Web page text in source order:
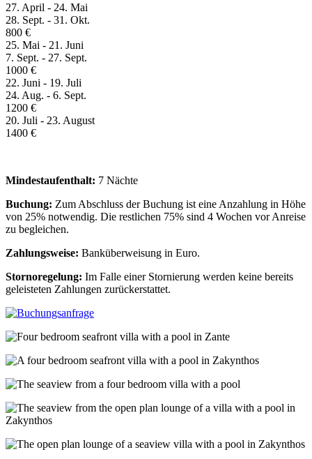
27. April - 24. Mai
28. Sept. - 31. Okt.
800 €
25. Mai - 21. Juni
7. Sept. - 27. Sept.
1000 €
22. Juni - 19. Juli
24. Aug. - 6. Sept.
1200 €
20. Juli - 23. August
1400 €
Mindestaufenthalt: 7 Nächte
Buchung: Zum Abschluss der Buchung ist eine Anzahlung in Höhe
von 25% notwendig. Die restlichen 75% sind 4 Wochen vor Anreise
zu begleichen.
Zahlungsweise: Banküberweisung in Euro.
Stornoregelung: Im Falle einer Stornierung werden keine bereits
geleisteten Zahlungen zurückerstattet.